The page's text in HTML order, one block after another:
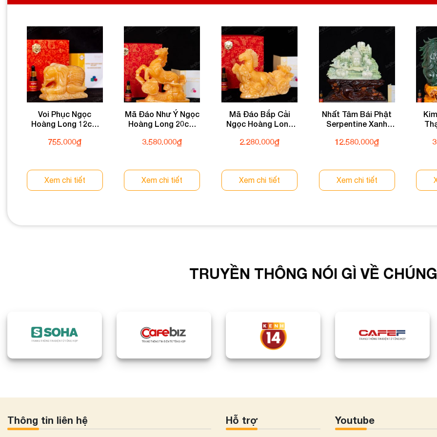
Voi Phục Ngọc
Hoàng Long 12cm
755.000₫
Xem chi tiết
Mã Đáo Như Ý Ngọc
Hoàng Long 20cm
3.580.000₫
Xem chi tiết
Mã Đáo Bắp Cải
Ngọc Hoàng Long
20
2.280.000₫
Xem chi tiết
Nhất Tâm Bái Phật
Serpentine Xanh
37
12.580.000₫
Xem chi tiết
TRUYỀN THÔNG NÓI GÌ VỀ
Thông tin liên hệ Hỗ trợ Youtube